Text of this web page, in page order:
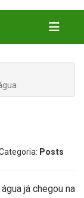
Categoria: Posts
já chegou na